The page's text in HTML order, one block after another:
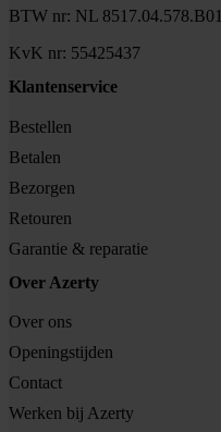
BTW nr: NL 8517.04.578.B01
KvK nr: 55425437
Klantenservice
Bestellen
Betalen
Bezorgen
Retouren
Garantie & reparatie
Over Azerty
Over ons
Openingstijden
Contact
Werken bij Azerty